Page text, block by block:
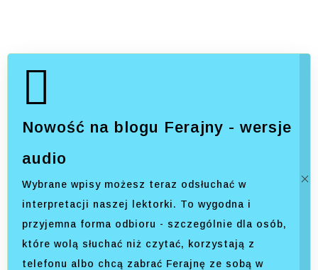
Nowość na blogu Ferajny - wersje
audio
Wybrane wpisy możesz teraz odsłuchać w
interpretacji naszej lektorki. To wygodna i
przyjemna forma odbioru - szczególnie dla osób,
które wolą słuchać niż czytać, korzystają z
telefonu albo chcą zabrać Ferajnę ze sobą w